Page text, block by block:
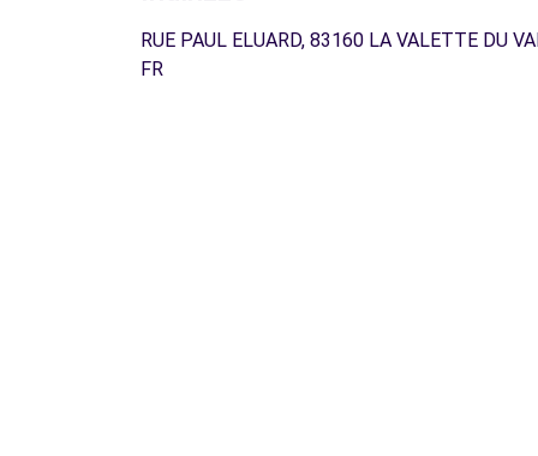
RUE PAUL ELUARD, 83160 LA VALETTE DU
FR